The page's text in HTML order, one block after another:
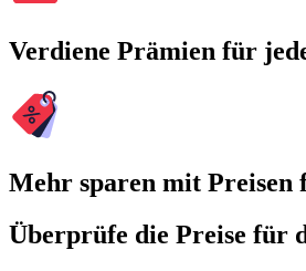
Verdiene Prämien für
Mehr sparen mit
Überprüfe die Preise für